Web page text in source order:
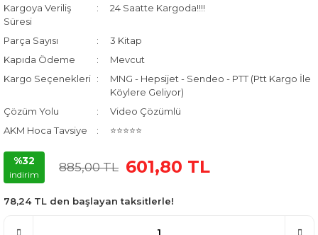
Kargoya Veriliş
Süresi
24 Saatte Kargoda!!!!
Parça Sayısı
3 Kitap
Kapıda Ödeme
Mevcut
Kargo Seçenekleri
MNG - Hepsijet - Sendeo - PTT (Ptt Kargo İle
Köylere Geliyor)
Çözüm Yolu
Video Çözümlü
AKM Hoca Tavsiye
⭐⭐⭐⭐⭐
%32
indirim
885,00 TL 601,80 TL
78,24 TL den başlayan taksitlerle!